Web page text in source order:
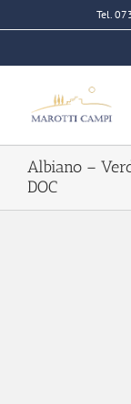
al
Tel.
Albiano –
DOC